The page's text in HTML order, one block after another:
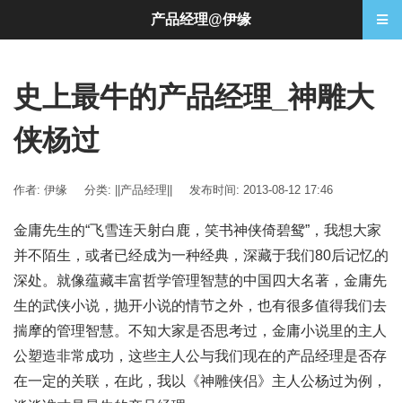
史上最牛的产品经理_神雕大
侠杨过
作者: 伊缘 分类: ||产品经理|| 发布时间: 2013-08-12 17:46
金庸先生的“飞雪连天射白鹿，笑书神侠倚碧鸳”，我想大家
并不陌生，或者已经成为一种经典，深藏于我们80后记忆的
深处。就像蕴藏丰富哲学管理智慧的中国四大名著，金庸先
生的武侠小说，抛开小说的情节之外，也有很多值得我们去
揣摩的管理智慧。不知大家是否思考过，金庸小说里的主人
公塑造非常成功，这些主人公与我们现在的产品经理是否存
在一定的关联，在此，我以《神雕侠侣》主人公杨过为例，
产品经理@伊缘